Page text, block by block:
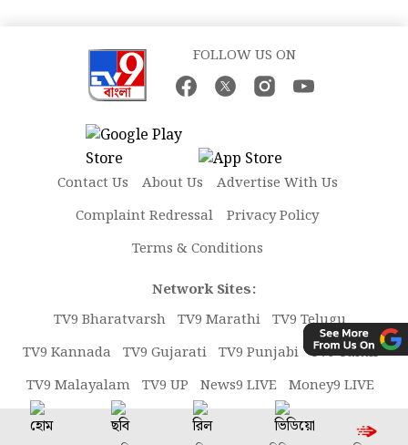
FOLLOW US ON
Contact Us About Us
Advertise With Us
Complaint Redressal
Privacy Policy
Terms & Conditions
Network Sites:
TV9 Bharatvarsh TV9 Marathi TV9 Telugu
TV9 Kannada TV9 Gujarati TV9 Punjabi TV9 Tamil
TV9 Malayalam TV9 UP News9 LIVE Money9 LIVE
Copyright © 2026 TV9 Bangla. All rights reserved.